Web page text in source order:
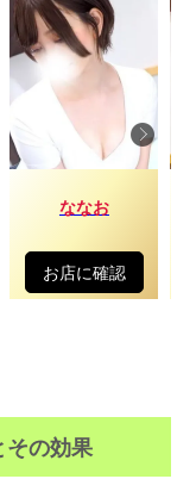
ななお
お店に確認
その効果